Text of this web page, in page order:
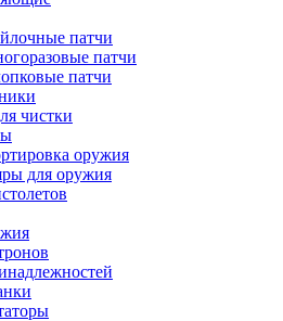
патчи
патчи
патчи
чистки
оружия
для оружия